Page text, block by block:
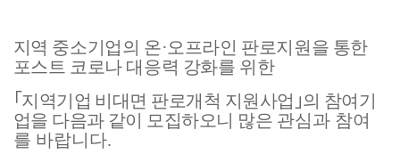
지역 중소기업의 온·오프라인 판로지원을 통한
포스트 코로나 대응력 강화를 위한
｢ 지역기업 비대면 판로개척 지원사업 ｣의 참여기
업을 다음과 같이 모집하오니 많은 관심과 참여
를 바랍니다.